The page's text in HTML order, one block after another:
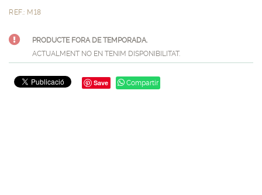
REF.: M18
PRODUCTE FORA DE TEMPORADA.
ACTUALMENT NO EN TENIM DISPONIBILITAT.
Save Compartir